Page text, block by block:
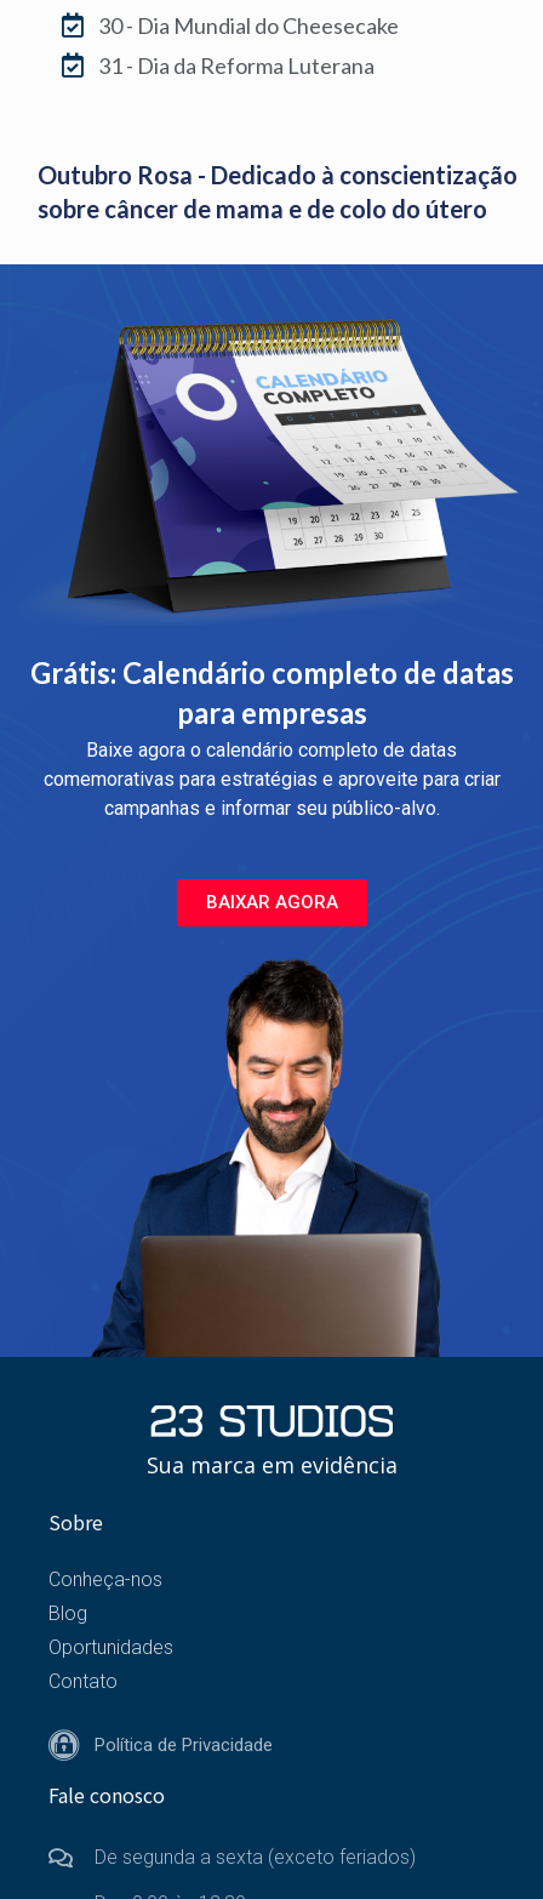
30 - Dia Mundial do Cheesecake
31 - Dia da Reforma Luterana
Outubro Rosa - Dedicado à conscientização
sobre câncer de mama e de colo do útero
Grátis: Calendário completo de datas
para empresas
Baixe agora o calendário completo de datas
comemorativas para estratégias e aproveite para criar
campanhas e informar seu público-alvo.
BAIXAR AGORA
Sua marca em evidência
Sobre
Conheça-nos
Blog
Oportunidades
Contato
Política de Privacidade
Fale conosco
De segunda a sexta (exceto feriados)